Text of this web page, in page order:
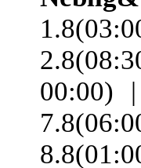
00:00)